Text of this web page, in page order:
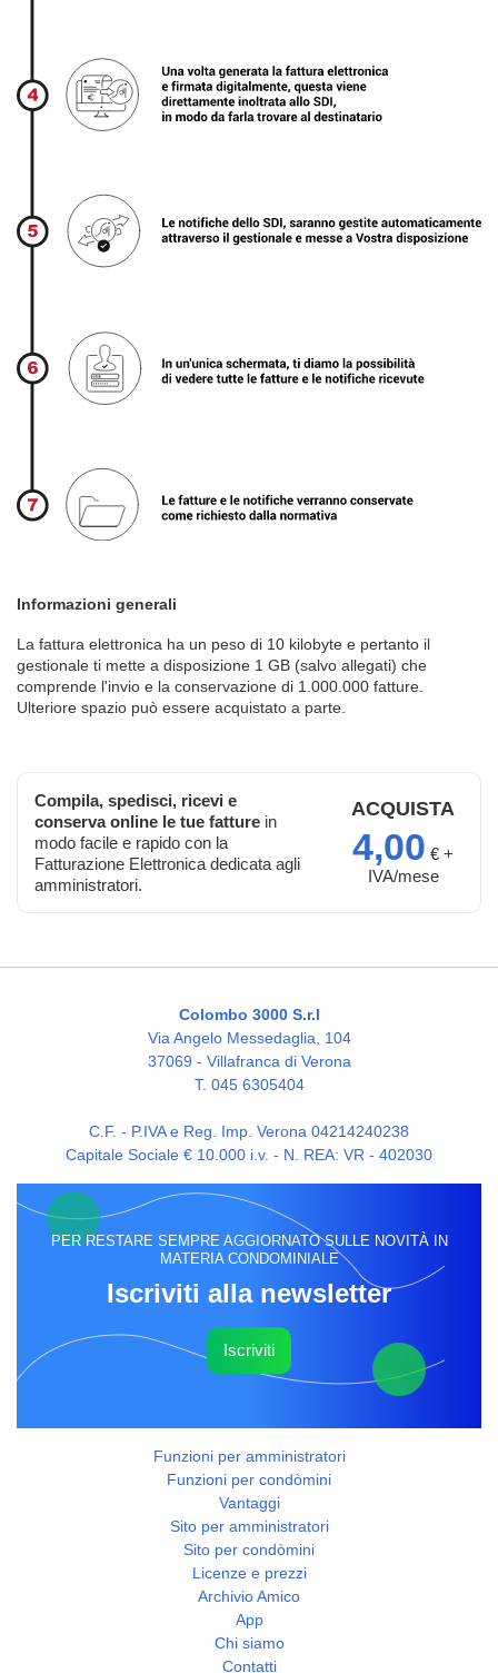
Informazioni generali
La fattura elettronica ha un peso di 10 kilobyte e pertanto il
gestionale ti mette a disposizione 1 GB (salvo allegati) che
comprende l'invio e la conservazione di 1.000.000 fatture.
Ulteriore spazio può essere acquistato a parte.
Compila, spedisci, ricevi e
conserva online le tue fatture in
modo facile e rapido con la
Fatturazione Elettronica dedicata agli
amministratori.
ACQUISTA
4,00 € +
IVA/mese
Colombo 3000 S.r.l
Via Angelo Messedaglia, 104
37069 - Villafranca di Verona
T. 045 6305404
C.F. - P.IVA e Reg. Imp. Verona 04214240238
Capitale Sociale € 10.000 i.v. - N. REA: VR - 402030
Funzioni per amministratori
Funzioni per condòmini
Vantaggi
Sito per amministratori
Sito per condòmini
Licenze e prezzi
Archivio Amico
App
Chi siamo
Contatti
PER RESTARE SEMPRE AGGIORNATO SULLE NOVITÀ IN
MATERIA CONDOMINIALE
Iscriviti alla newsletter
Iscriviti